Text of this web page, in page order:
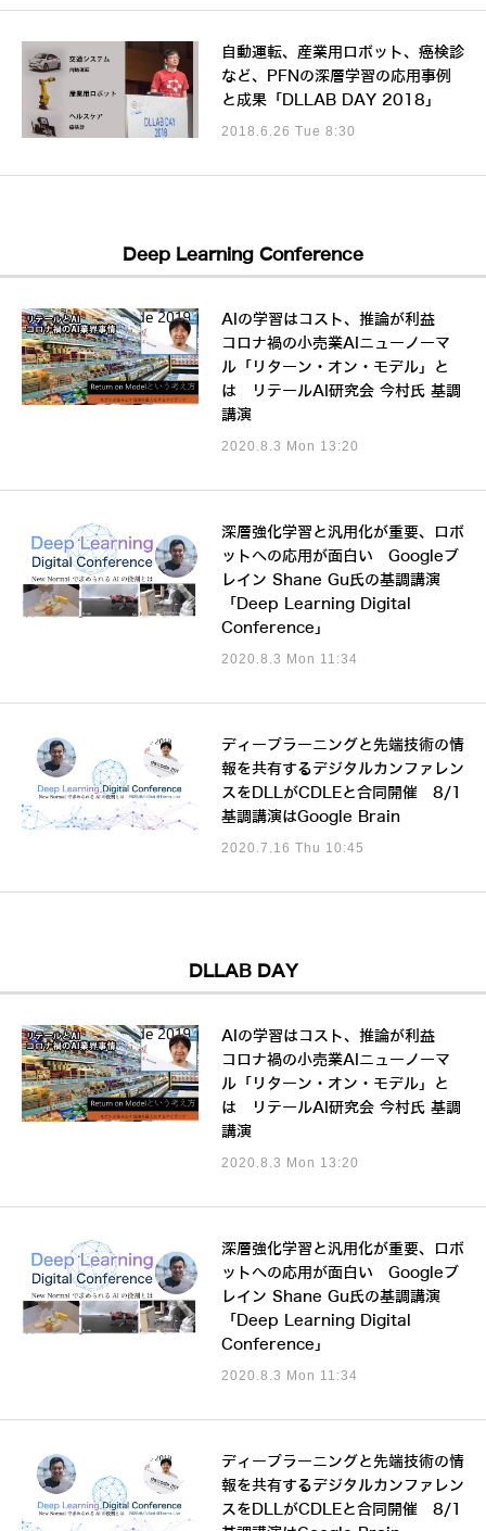
自動運転、産業用ロボット、癌検診
など、PFNの深層学習の応用事例
と成果「DLLAB DAY 2018」
2018.6.26 Tue 8:30
Deep Learning Conference
AIの学習はコスト、推論が利益
コロナ禍の小売業AIニューノーマ
ル「リターン・オン・モデル」と
は リテールAI研究会 今村氏 基調
講演
2020.8.3 Mon 13:20
深層強化学習と汎用化が重要、ロボ
ットへの応用が面白い Googleブ
レイン Shane Gu氏の基調講演
「Deep Learning Digital
Conference」
2020.8.3 Mon 11:34
ディープラーニングと先端技術の情
報を共有するデジタルカンファレン
スをDLLがCDLEと合同開催 8/1
基調講演はGoogle Brain
2020.7.16 Thu 10:45
DLLAB DAY
AIの学習はコスト、推論が利益
コロナ禍の小売業AIニューノーマ
ル「リターン・オン・モデル」と
は リテールAI研究会 今村氏 基調
講演
2020.8.3 Mon 13:20
深層強化学習と汎用化が重要、ロボ
ットへの応用が面白い Googleブ
レイン Shane Gu氏の基調講演
「Deep Learning Digital
Conference」
2020.8.3 Mon 11:34
ディープラーニングと先端技術の情
報を共有するデジタルカンファレン
スをDLLがCDLEと合同開催 8/1